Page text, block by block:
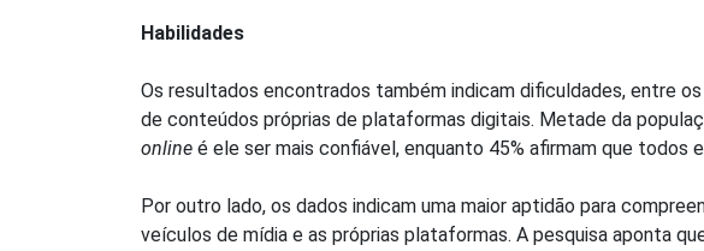
Habilidades
Os resultados encontrados também indicam dificuldades, entre
de conteúdos próprias de plataformas digitais. Metade da
online é ele ser mais confiável, enquanto 45% afirmam que todos
Por outro lado, os dados indicam uma maior aptidão para
veículos de mídia e as próprias plataformas. A pesquisa aponta